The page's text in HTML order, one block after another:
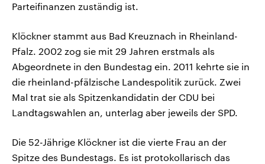
Parteifinanzen zuständig ist.
Klöckner stammt aus Bad Kreuznach in Rheinland-
Pfalz. 2002 zog sie mit 29 Jahren erstmals als
Abgeordnete in den Bundestag ein. 2011 kehrte sie in
die rheinland-pfälzische Landespolitik zurück. Zwei
Mal trat sie als Spitzenkandidatin der CDU bei
Landtagswahlen an, unterlag aber jeweils der SPD.
Die 52-Jährige Klöckner ist die vierte Frau an der
Spitze des Bundestags. Es ist protokollarisch das